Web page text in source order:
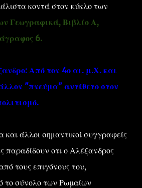
κοντά στον κύκλο των
Γεωγραφικά, Βιβλίο Α,
6.
Από τον 4ο αι. μ.Χ. και
"πνεύμα" αντίθετο στον
άλλοι σημαντικοί συγγραφείς
παραδίδουν οτι ο Αλέξανδρος
τους επιγόνους του,
το σύνολο των Ρωμαίων